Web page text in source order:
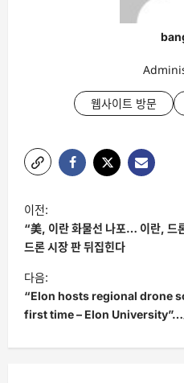
웹사이트 방문
글
탐
색
이전:
“美, 이란 화물선 나포… 이란, 드
드론 시장 판 뒤집힌다
다음:
“Elon hosts regional drone
first time – Elon University”…